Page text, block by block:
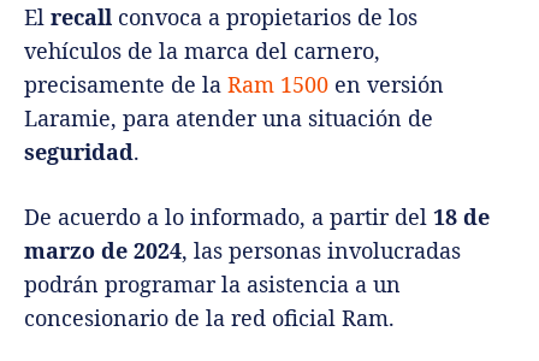
El recall convoca a propietarios de los
vehículos de la marca del carnero,
precisamente de la Ram 1500 en versión
Laramie, para atender una situación de
seguridad.
De acuerdo a lo informado, a partir del 18 de
marzo de 2024, las personas involucradas
podrán programar la asistencia a un
concesionario de la red oficial Ram.